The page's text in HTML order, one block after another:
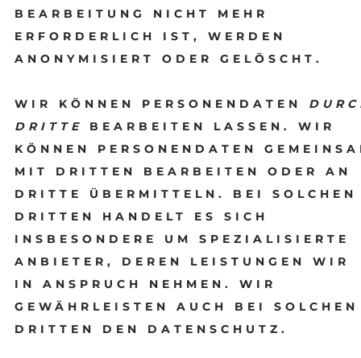
BEARBEITUNG NICHT MEHR
ERFORDERLICH IST, WERDEN
ANONYMISIERT ODER GELÖSCHT.
WIR KÖNNEN PERSONENDATEN
DRITTE
BEARBEITEN LASSEN. WIR
KÖNNEN PERSONENDATEN
MIT DRITTEN BEARBEITEN ODER AN
DRITTE ÜBERMITTELN. BEI SOLCHEN
DRITTEN HANDELT ES SICH
INSBESONDERE UM SPEZIALISIERTE
ANBIETER, DEREN LEISTUNGEN WIR
IN ANSPRUCH NEHMEN. WIR
GEWÄHRLEISTEN AUCH BEI SOLCHEN
DRITTEN DEN DATENSCHUTZ.